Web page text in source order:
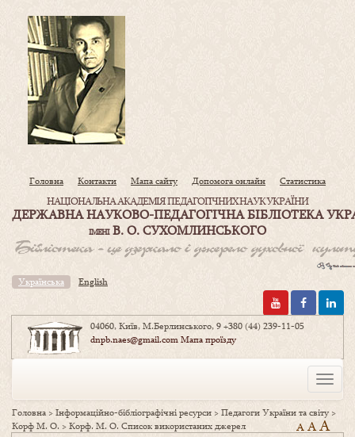
Головна Контакти Мапа сайту Допомога онлайн Статистика
НАЦІОНАЛЬНА АКАДЕМІЯ ПЕДАГОГІЧНИХ НАУК УКРАЇНИ
ДЕРЖАВНА НАУКОВО-ПЕДАГОГІЧНА БІБЛІОТЕКА
ІМЕНІВ. О. СУХОМЛИНСЬКОГО
Українська English
04060, Київ, М.Берлинського, 9+380 (44) 239-11-05
dnpb.naes@gmail.comМапа проїзду
Toggle
Головна >Інформаційно-бібліографічні ресурси >Педагоги України та світу>
Корф М. О. >Корф. М. О. Список використаних джерел A AA